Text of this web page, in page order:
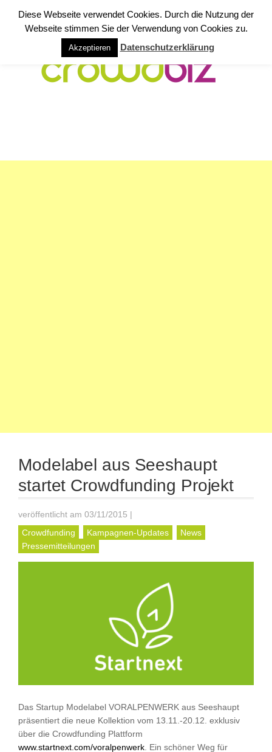
Modelabel aus Seeshaupt
startet Crowdfunding Projekt
veröffentlicht am 03/11/2015 |
Crowdfunding
Kampagnen-Updates
News
Pressemitteilungen
Das Startup Modelabel VORALPENWERK aus Seeshaupt
präsentiert die neue Kollektion vom 13.11.-20.12. exklusiv
über die Crowdfunding Plattform
www.startnext.com/voralpenwerk. Ein schöner Weg für
Diese Webseite verwendet Cookies. Durch die Nutzung der
Webseite stimmen Sie der Verwendung von Cookies zu.
Akzeptieren Datenschutzerklärung